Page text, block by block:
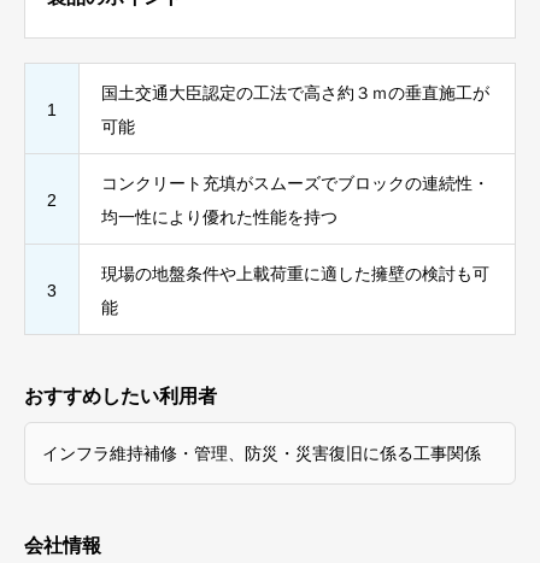
1
国土交通大臣認定の工法で高さ約３ｍの垂直施工が
可能
2
コンクリート充填がスムーズでブロックの連続性・
均一性により優れた性能を持つ
3
現場の地盤条件や上載荷重に適した擁壁の検討も可
能
おすすめしたい利用者
インフラ維持補修・管理、防災・災害復旧に係る工事関係
会社情報